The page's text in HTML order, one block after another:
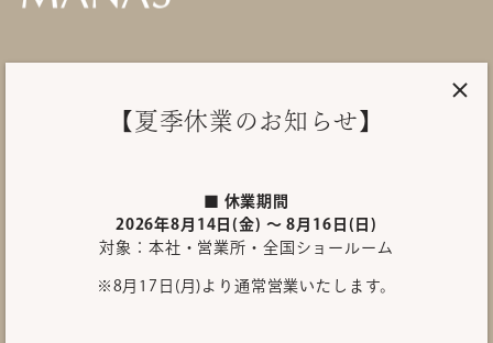
【夏季休業のお知らせ】
■ 休業期間
2026年8月14日(金) ～ 8月16日(日)
対象：本社・営業所・全国ショールーム
※8月17日(月)より通常営業いたします。
About MANAS